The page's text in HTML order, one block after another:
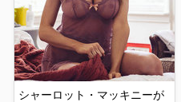
シャーロット・マッキニーが